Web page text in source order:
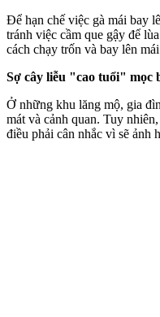
Để hạn chế việc gà mái bay
tránh việc cầm que gậy để
cách chạy trốn và bay lên
Sợ cây liễu "cao tuổi" mọc
Ở những khu lăng mộ, gia
mát và cảnh quan. Tuy
điều phải cân nhắc vì sẽ ảnh